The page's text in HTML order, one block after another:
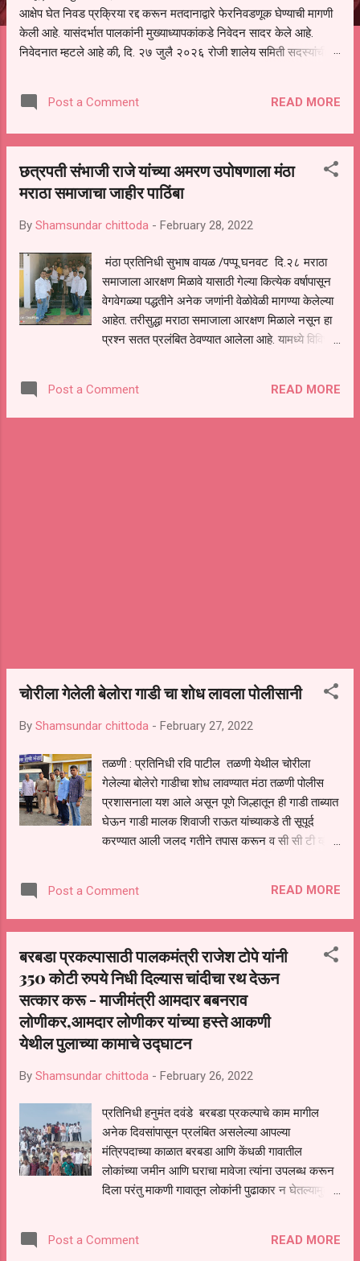
आक्षेप घेत निवड प्रक्रिया रद्द करून मतदानाद्वारे फेरनिवडणूक घेण्याची मागणी
केली आहे. यासंदर्भात पालकांनी मुख्याध्यापकांकडे निवेदन सादर केले आहे.
निवेदनात म्हटले आहे की, दि. २७ जुलै २०२६ रोजी शालेय समिती सदस्यांची
अनेक पालकांना देण्यात आली नसल्याने मोठ्या संख्येने पालक बैठकीस उपस्थित
राहू शकले नाहीत. तसेच सर्व पालकांना विश्वासात न घेता निवड प्रक्रिया पूर्ण
करून ती रद्द करण्यात यावी आणि सर्व पालकांच्या उपस्थितीत मतदान पद्धतीने
शालेय समितीची फेरनिवडणूक घेण्यात यावी, अशी मागणी पालकांनी केली आहे. या
निवेदनाच्या प्रती जिल्हा शिक्षण अधिकारी (प्राथमिक), जालना तसेच तालुका
निर्णय घेते, याकडे पालकांचे लक्ष लागले आहे. या न...
Post a Comment READ MORE
छत्रपती संभाजी राजे यांच्या अमरण उपोषणाला मंठा
मराठा समाजाचा जाहीर पाठिंबा
By Shamsundar chittoda - February 28, 2022
मंठा प्रतिनिधी सुभाष वायळ /पप्पू घनवट दि.२८ मराठा
समाजाला आरक्षण मिळावे यासाठी गेल्या कित्येक वर्षापासून
वेगवेगळ्या पद्धतीने अनेक जणांनी वेळोवेळी मागण्या केलेल्या
आहेत. तरीसुद्धा मराठा समाजाला आरक्षण मिळाले नसून हा
प्रश्न सतत प्रलंबित ठेवण्यात आलेला आहे. यामध्ये विविध
मैदान मुंबई येथे मराठा समाजाला आरक्षण मिळावे तसेच
समाजाच्या इतर प्रलंबित मागण्या सुद्धा पूर्ण व्हाव्यात यासाठी
Post a Comment READ MORE
चोरीला गेलेली बेलोरा गाडी चा शोध लावला पोलीसानी
By Shamsundar chittoda - February 27, 2022
तळणी : प्रतिनिधी रवि पाटील तळणी येथील चोरीला
गेलेल्या बोलेरो गाडीचा शोध लावण्यात मंठा तळणी पोलीस
प्रशासनाला यश आले असून पूणे जिल्हातून ही गाडी ताब्यात
घेऊन गाडी मालक शिवाजी राऊत यांच्याकडे ती सूपूर्द
करण्यात आली जलद गतीने तपास करून व सी सी टी व्ही
२२ २ २०२२ रोजी तळणी येथील कांपड दुकान बँक व
बोलेरो चोरी प्रकरणी विविध कलमाखाली मंठा पोलीस
घटना घडल्या पासून पोलीसांच्या विविध प्रकारच्या यंञणा
कामाला लागल्या होत्या सराईत गुन्हेगारानी गांडीची नंबर
प्लेट बदलल्याने पोलीसांसमोर या गाडीचा शोध लावणे कठीण
होते मंठा तालुक्यातून एकाच दिवशी दोन बोलेरो
गाडीची चोरी झाल्याने गुन्हे दाखल झाले होते पोलीसाच्या
जलद तपासाने व सीसी टीव्ही फुटेजची मोठी मदत झाली
असुन चोरट्याना सुध्दा लवकरच अटक करण्यात येईल
प्रतिक्रीया मंठा पोलीस निरीक्षक संज...
Post a Comment READ MORE
बरबडा प्रकल्पासाठी पालकमंत्री राजेश टोपे यांनी
350 कोटी रुपये निधी दिल्यास चांदीचा रथ देऊन
सत्कार करू - माजीमंत्री आमदार बबनराव
लोणीकर,आमदार लोणीकर यांच्या हस्ते आकणी
येथील पुलाच्या कामाचे उद्घाटन
By Shamsundar chittoda - February 26, 2022
प्रतिनिधी हनुमंत दवंडे बरबडा प्रकल्पाचे काम मागील
अनेक दिवसांपासून प्रलंबित असलेल्या आपल्या
मंत्रिपदाच्या काळात बरबडा आणि केंधळी गावातील
लोकांच्या जमीन आणि घराचा मावेजा त्यांना उपलब्ध करून
दिला परंतु माकणी गावातून लोकांनी पुढाकार न घेतल्यामुळे व
राजेश टोपे यांनी बरबडा प्रकल्पासाठी 350 कोटी रुपये
Post a Comment READ MORE